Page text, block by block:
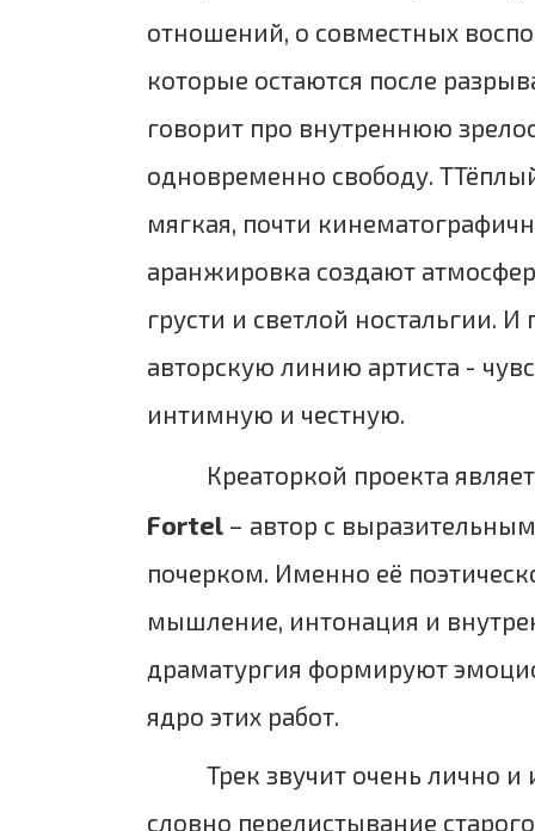
отношений, о совместных
которые остаются после
говорит про внутреннюю
одновременно свободу.
мягкая, почти
аранжировка создают
грусти и светлой ностальгии.
авторскую линию артиста -
интимную и честную.
Креаторкой проекта
Fortel – автор с
почерком. Именно её
мышление, интонация и
драматургия формируют
ядро ​​этих работ.
Трек звучит очень лично и
словно перелистывание старого